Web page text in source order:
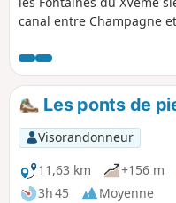
canal entre Champagne
Les ponts de
Visorandonneur
11,63 km
+156 m
3h 45
Moyenne